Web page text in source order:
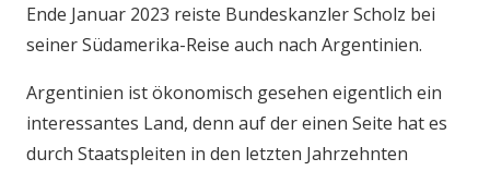
Ende Januar 2023 reiste Bundeskanzler Scholz bei
seiner Südamerika-Reise auch nach Argentinien.
Argentinien ist ökonomisch gesehen eigentlich ein
interessantes Land, denn auf der einen Seite hat es
durch Staatspleiten in den letzten Jahrzehnten